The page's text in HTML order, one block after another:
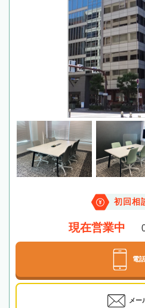
初回相
現在営業中
電
メー